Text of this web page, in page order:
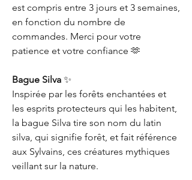
est compris entre 3 jours et 3 semaines,
en fonction du nombre de
commandes. Merci pour votre
patience et votre confiance 🫶
Bague Silva ✨
Inspirée par les forêts enchantées et
les esprits protecteurs qui les habitent,
la bague Silva tire son nom du latin
silva, qui signifie forêt, et fait référence
aux Sylvains, ces créatures mythiques
veillant sur la nature.